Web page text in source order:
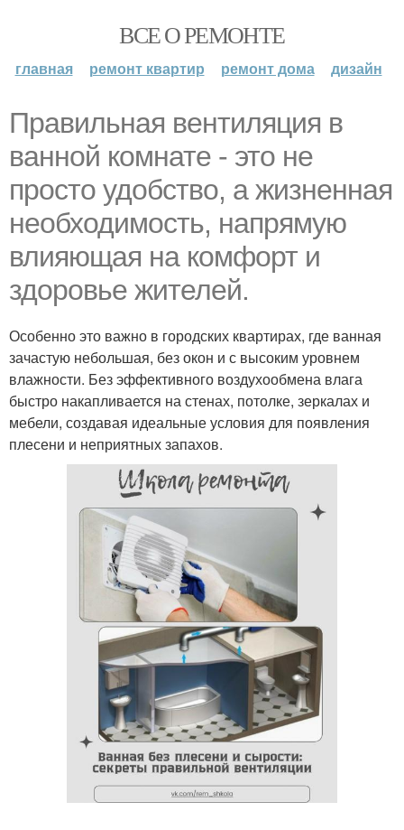
ВСЕ О РЕМОНТЕ
главная ремонт квартир ремонт дома дизайн
Правильная вентиляция в
ванной комнате - это не
просто удобство, а жизненная
необходимость, напрямую
влияющая на комфорт и
здоровье жителей.
Особенно это важно в городских квартирах, где ванная
зачастую небольшая, без окон и с высоким уровнем
влажности. Без эффективного воздухообмена влага
быстро накапливается на стенах, потолке, зеркалах и
мебели, создавая идеальные условия для появления
плесени и неприятных запахов.